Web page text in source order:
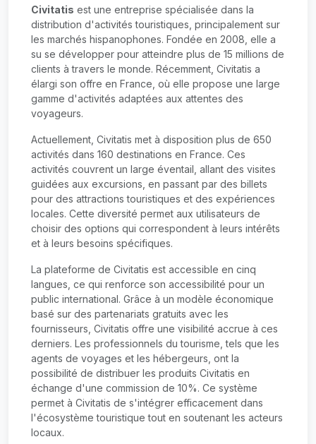
Civitatis est une entreprise spécialisée dans la
distribution d'activités touristiques, principalement sur
les marchés hispanophones. Fondée en 2008, elle a
su se développer pour atteindre plus de 15 millions de
clients à travers le monde. Récemment, Civitatis a
élargi son offre en France, où elle propose une large
gamme d'activités adaptées aux attentes des
voyageurs.
Actuellement, Civitatis met à disposition plus de 650
activités dans 160 destinations en France. Ces
activités couvrent un large éventail, allant des visites
guidées aux excursions, en passant par des billets
pour des attractions touristiques et des expériences
locales. Cette diversité permet aux utilisateurs de
choisir des options qui correspondent à leurs intérêts
et à leurs besoins spécifiques.
La plateforme de Civitatis est accessible en cinq
langues, ce qui renforce son accessibilité pour un
public international. Grâce à un modèle économique
basé sur des partenariats gratuits avec les
fournisseurs, Civitatis offre une visibilité accrue à ces
derniers. Les professionnels du tourisme, tels que les
agents de voyages et les hébergeurs, ont la
possibilité de distribuer les produits Civitatis en
échange d'une commission de 10%. Ce système
permet à Civitatis de s'intégrer efficacement dans
l'écosystème touristique tout en soutenant les acteurs
locaux.